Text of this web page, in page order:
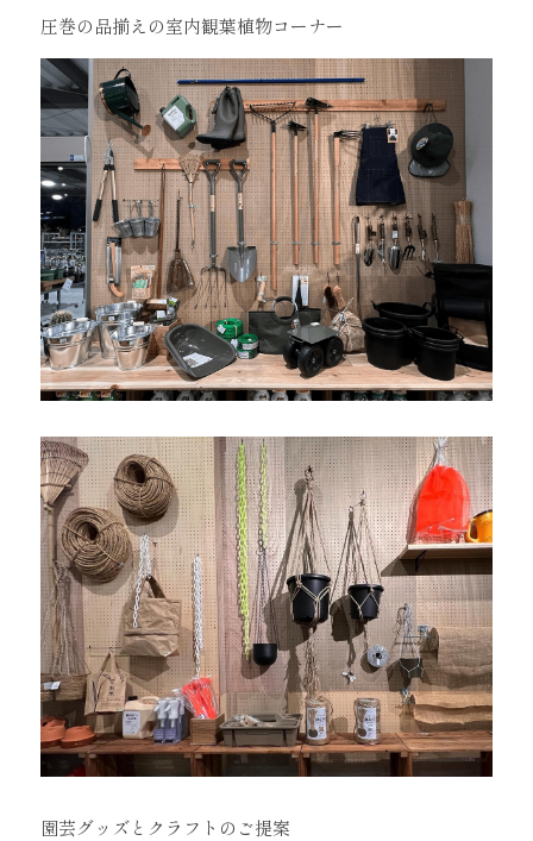
圧巻の品揃えの室内観葉植物コーナー
園芸グッズとクラフトのご提案